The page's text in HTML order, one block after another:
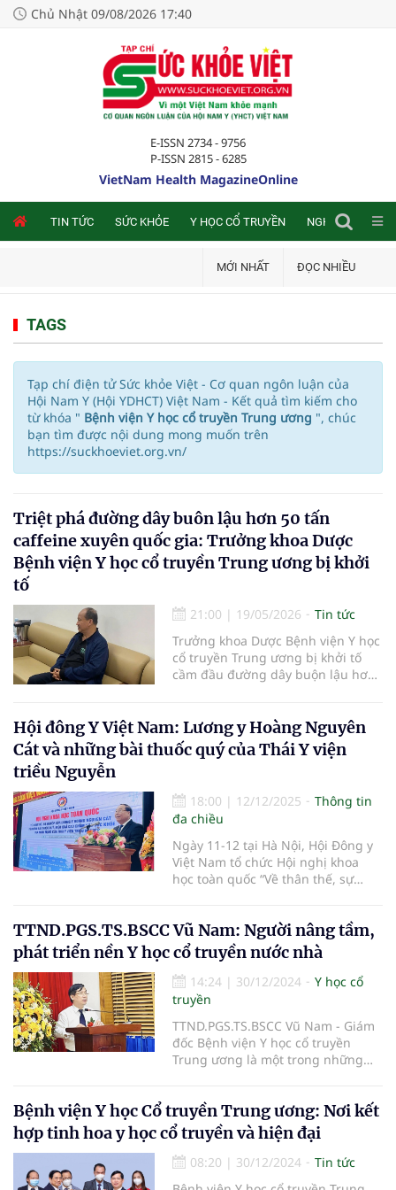
Chủ Nhật 09/08/2026 17:40
E-ISSN 2734 - 9756
P-ISSN 2815 - 6285
VietNam Health MagazineOnline
TIN TỨC SỨC KHỎE Y HỌC CỔ TRUYỀN NGHIÊN CỨU
MỚI NHẤT ĐỌC NHIỀU
TAGS
Tạp chí điện tử Sức khỏe Việt - Cơ quan ngôn luận của
Hội Nam Y (Hội YDHCT) Việt Nam - Kết quả tìm kiếm cho
từ khóa " Bệnh viện Y học cổ truyền Trung ương ", chúc
bạn tìm được nội dung mong muốn trên
https://suckhoeviet.org.vn/
Triệt phá đường dây buôn lậu hơn 50 tấn
caffeine xuyên quốc gia: Trưởng khoa Dược
Bệnh viện Y học cổ truyền Trung ương bị khởi
tố
21:00 | 19/05/2026
Tin tức
Trưởng khoa Dược Bệnh viện Y học
cổ truyền Trung ương bị khởi tố
cầm đầu đường dây buộn lậu hơn
Hội đông Y Việt Nam: Lương y Hoàng Nguyên
Cát và những bài thuốc quý của Thái Y viện
triều Nguyễn
18:00 | 12/12/2025
Thông tin
đa chiều
Ngày 11-12 tại Hà Nội, Hội Đông y
Việt Nam tổ chức Hội nghị khoa
học toàn quốc “Về thân thế, sự
quý, hiệu quả cao chăm sóc sức
khỏe Vua Minh Mạng của Thái Y
viện triều Nguyễn”.
TTND.PGS.TS.BSCC Vũ Nam: Người nâng tầm,
phát triển nền Y học cổ truyền nước nhà
14:24 | 30/12/2024
Y học cổ
truyền
TTND.PGS.TS.BSCC Vũ Nam - Giám
đốc Bệnh viện Y học cổ truyền
Trung ương là một trong những
trong lĩnh vực chăm sóc sức khỏe
cộng đồng và phát triển nền y học
cổ truyền. Cống hiến hơn 30 năm
qua của ông đã có những ảnh
Bệnh viện Y học Cổ truyền Trung ương: Nơi kết
hợp tinh hoa y học cổ truyền và hiện đại
08:20 | 30/12/2024
Tin tức